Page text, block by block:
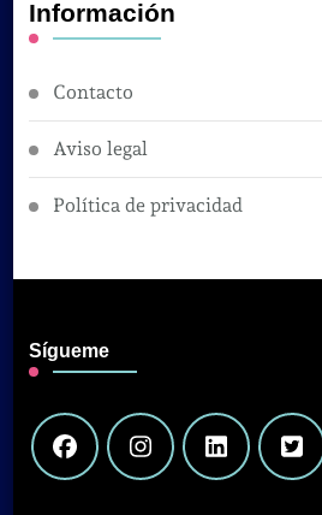
Información
Contacto
Aviso legal
Política de privacidad
Sígueme